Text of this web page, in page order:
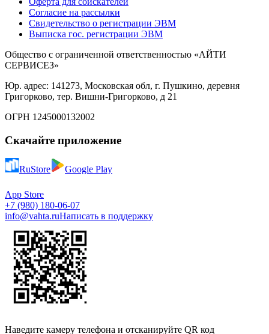
Согласие на рассылки
Свидетельство о регистрации ЭВМ
Выписка гос. регистрации ЭВМ
Общество с ограниченной ответственностью «АЙТИ
СЕРВИСЕЗ»
Юр. адрес: 141273, Московская обл, г. Пушкино, деревня
Григорково, тер. Вишни-Григорково, д 21
ОГРН 1245000132002
Скачайте приложение
RuStore Google Play
App Store
+7 (980) 180-06-07
info@vahta.ruНаписать в поддержку
Наведите камеру телефона и отсканируйте QR код